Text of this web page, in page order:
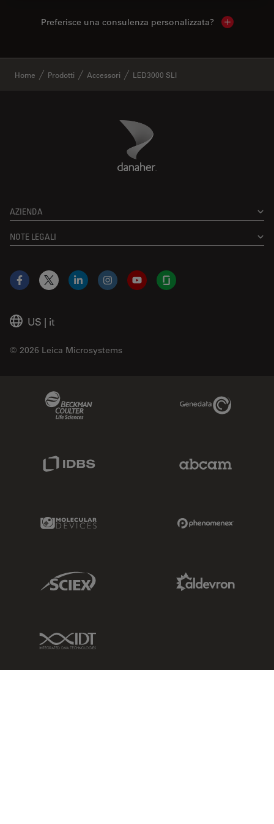
Preferisce una consulenza personalizzata? Show local
Home Prodotti Accessori LED3000 SLI
Danaher Logo
AZIENDA
NOTE LEGALI
US | it
© 2026 Leica Microsystems
Facebook
X LinkedInInstagramYouTubeGlassdoor
Genedata Link
Molecular Devices Link
Sciex Link
IDT Link